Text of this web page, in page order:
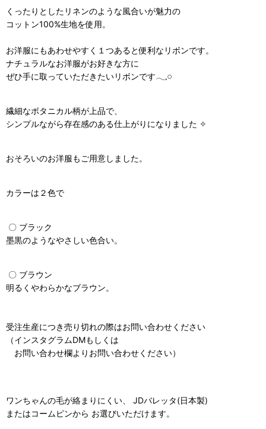
くったりとしたリネンのような風合いが魅力の
コットン100%生地を使用。
お洋服にもあわせやすく１つあると便利なリボンです。
ナチュラルなお洋服がお好きな方に
ぜひ手に取っていただきたいリボンです𓂃𓈒𓏸
繊細なボタニカル柄が上品で、
シンプルながら存在感のある仕上がりになりました ✧
おそろいのお洋服もご用意しました。
カラーは２色で
〇 ブラック
墨黒のようなやさしい色合い。
〇 ブラウン
明るくやわらかなブラウン。
受注生産につき売り切れの際はお問い合わせください
（インスタグラムDMもしくは
お問い合わせ欄よりお問い合わせください）
ワンちゃんの毛が絡まりにくい、 JDバレッタ(日本製)
またはコームピンから お選びいただけます。